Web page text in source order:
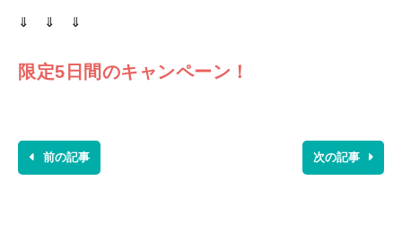
⇓ ⇓ ⇓
限定5日間のキャンペーン！
前の記事 次の記事